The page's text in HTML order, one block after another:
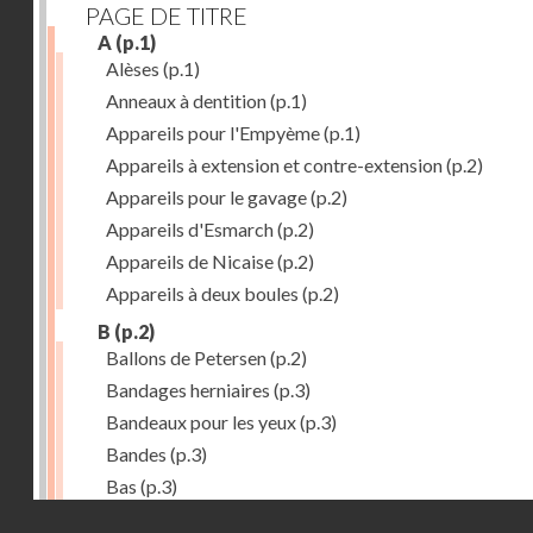
PAGE DE TITRE
A (p.1)
Alèses (p.1)
Anneaux à dentition(p.1)
Appareils pour l'Empyème(p.1)
Appareils à extension et contre-extension(p.2)
Appareils pour le gavage(p.2)
Appareils d'Esmarch(p.2)
Appareils de Nicaise(p.2)
Appareils à deux boules (p.2)
B (p.2)
Ballons de Petersen(p.2)
Bandages herniaires (p.3)
Bandeaux pour les yeux(p.3)
Bandes (p.3)
Bas (p.3)